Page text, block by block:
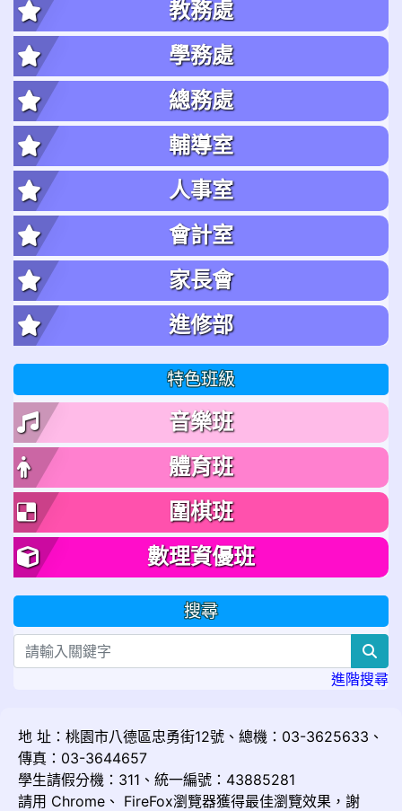
教務處
學務處
總務處
輔導室
人事室
會計室
家長會
進修部
特色班級
音樂班
體育班
圍棋班
數理資優班
搜尋
進階搜尋
地 址：桃園市八德區忠勇街12號、總機：03-3625633、
傳真：03-3644657
學生請假分機：311、統一編號：43885281
請用 Chrome 、 FireFox瀏覽器獲得最佳瀏覽效果，謝